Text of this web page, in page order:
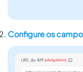
Configure os